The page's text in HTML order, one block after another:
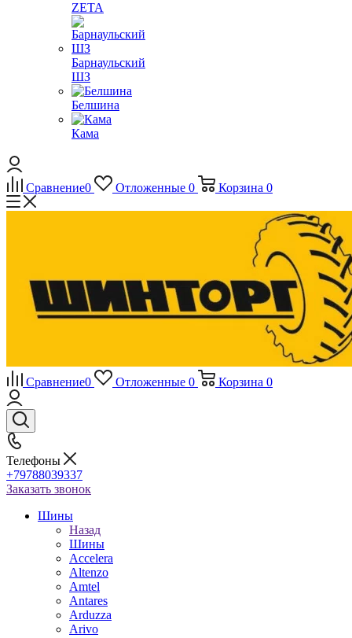
ZETA
Барнаульский
ШЗ
Белшина
Кама
Сравнение0 Отложенные 0 Корзина 0
Сравнение0 Отложенные 0 Корзина 0
Телефоны
+79788039337
Заказать звонок
Шины
Назад
Шины
Accelera
Altenzo
Amtel
Antares
Arduzza
Arivo